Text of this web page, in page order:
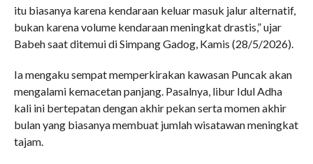
itu biasanya karena kendaraan keluar masuk jalur alternatif,
bukan karena volume kendaraan meningkat drastis,” ujar
Babeh saat ditemui di Simpang Gadog, Kamis (28/5/2026).
Ia mengaku sempat memperkirakan kawasan Puncak akan
mengalami kemacetan panjang. Pasalnya, libur Idul Adha
kali ini bertepatan dengan akhir pekan serta momen akhir
bulan yang biasanya membuat jumlah wisatawan meningkat
tajam.